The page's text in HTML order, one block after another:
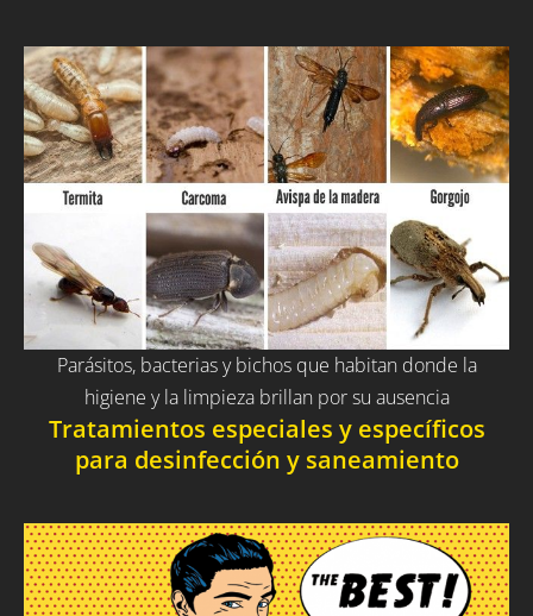
Parásitos, bacterias y bichos que habitan donde la
higiene y la limpieza brillan por su ausencia
Tratamientos especiales y específicos
para desinfección y saneamiento